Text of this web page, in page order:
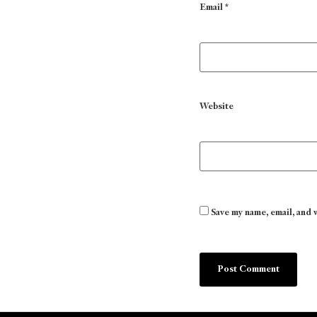
Email*
Website
Save my name, email,